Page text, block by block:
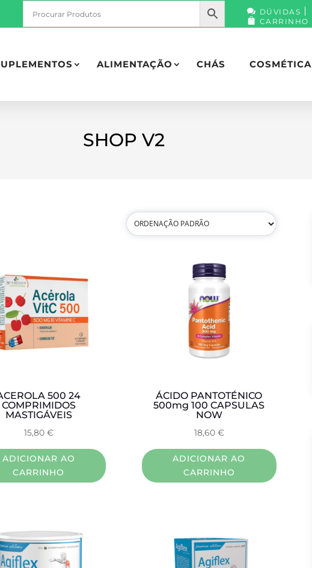
DÚVIDAS
CARRINHO
ALIMENTAÇÃO CHÁS COSMÉTICA
SHOP V2
500 24
COMPRIMIDOS
MASTIGÁVEIS
15,80 €
ADICIONAR AO
CARRINHO
ÁCIDO PANTOTÉNICO
500mg 100 CAPSULAS
NOW
18,60 €
ADICIONAR AO
CARRINHO